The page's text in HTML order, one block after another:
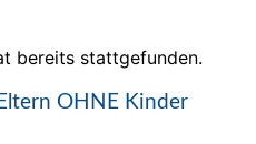
bereits stattgefunden.
OHNE Kinder